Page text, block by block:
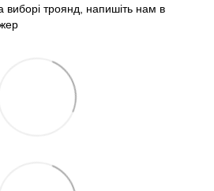
виборі троянд, напишіть нам в